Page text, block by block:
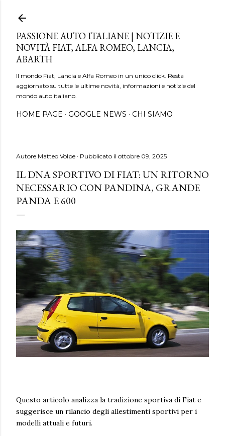
PASSIONE AUTO ITALIANE | NOTIZIE E
NOVITÀ FIAT, ALFA ROMEO, LANCIA,
ABARTH
Il mondo Fiat, Lancia e Alfa Romeo in un unico click. Resta
aggiornato su tutte le ultime novità, informazioni e notizie del
mondo auto italiano.
HOME PAGE GOOGLE NEWS CHI SIAMO
Autore Matteo Volpe Pubblicato il ottobre 09, 2025
IL DNA SPORTIVO DI FIAT: UN RITORNO
NECESSARIO CON PANDINA, GRANDE
PANDA E 600
Questo articolo analizza la tradizione sportiva di Fiat e
suggerisce un rilancio degli allestimenti sportivi per i
modelli attuali e futuri.